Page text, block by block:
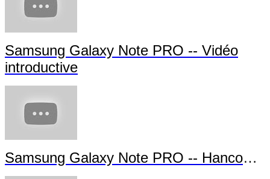
Samsung Galaxy Note PRO -- Vidéo
introductive
Samsung Galaxy Note PRO -- Hancom